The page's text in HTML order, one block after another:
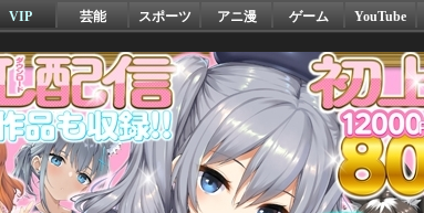
VIP 芸能 スポーツ アニ漫 ゲーム YouTube